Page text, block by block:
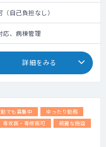
自己負担なし）
応、病棟管理
詳細をみる
でも募集中
ゆったり勤務
専攻医・専修医可
綺麗な施設